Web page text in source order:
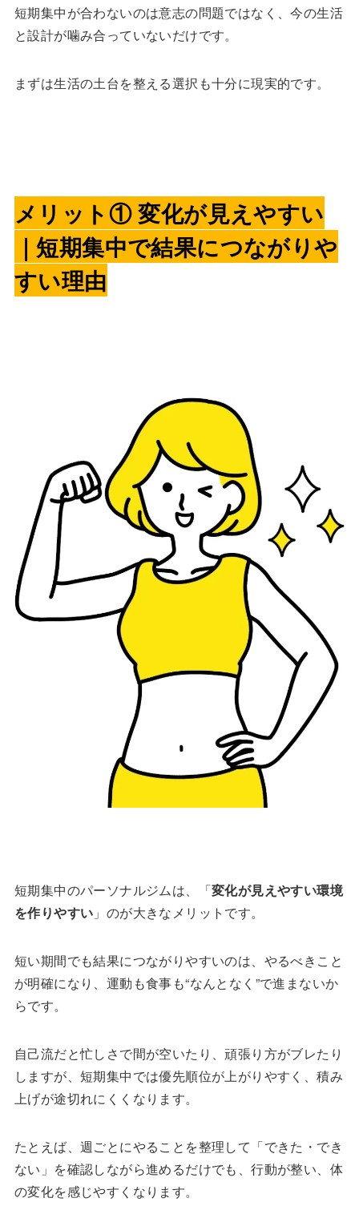
短期集中が合わないのは意志の問題ではなく、今の生活
と設計が噛み合っていないだけです。
まずは生活の土台を整える選択も十分に現実的です。
メリット① 変化が見えやすい
｜短期集中で結果につながりや
すい理由
短期集中のパーソナルジムは、「変化が見えやすい環境
を作りやすい 」のが大きなメリットです。
短い期間でも結果につながりやすいのは、やるべきこと
が明確になり、運動も食事も“なんとなく”で進まないか
らです。
自己流だと忙しさで間が空いたり、頑張り方がブレたり
しますが、短期集中では優先順位が上がりやすく、積み
上げが途切れにくくなります。
たとえば、週ごとにやることを整理して「できた・でき
ない」を確認しながら進めるだけでも、行動が整い、体
の変化を感じやすくなります。